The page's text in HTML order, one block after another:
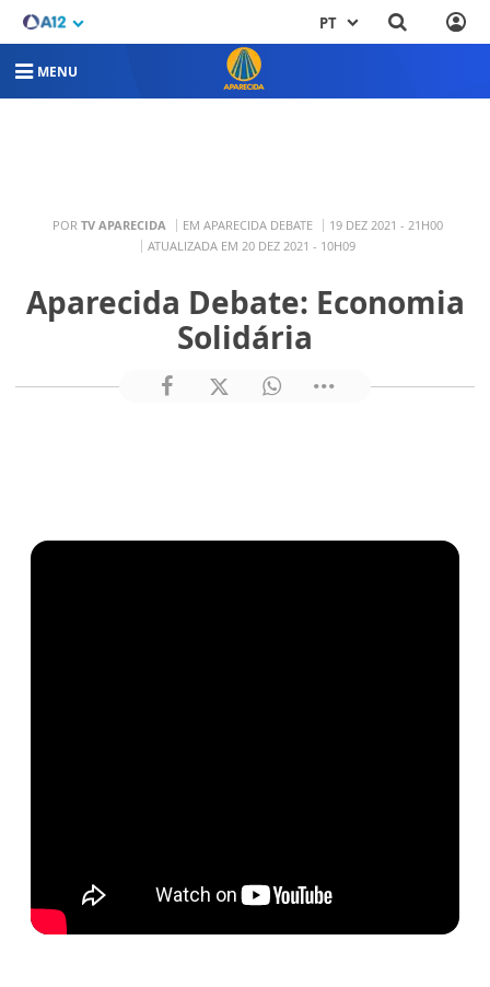
PT
MENU
POR TV APARECIDA EM APARECIDA DEBATE
19 DEZ 2021 - 21H00
ATUALIZADA EM 20 DEZ 2021 - 10H09
Aparecida Debate: Economia
Solidária